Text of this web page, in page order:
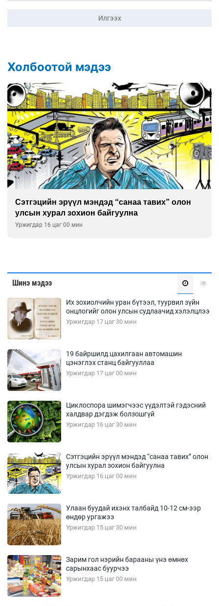
Илгээх
Холбоотой мэдээ
Сэтгэцийн эрүүл мэндэд “санаа тавих” олон
улсын хурал зохион байгуулна
Уржигдар 16 цаг 00 мин
Шинэ мэдээ
Их зохиолчийн уран бүтээл, туурвил зүйн
онцлогийг олон улсын судлаачид хэлэлцлээ
Уржигдар 17 цаг 30 мин
19 байршилд цахилгаан автомашин
цэнэглэх станц байгууллаа
Уржигдар 17 цаг 00 мин
Циклоспора шимэгчээс үүдэлтэй гэдэсний
халдвар дэгдэж болзошгүй
Уржигдар 16 цаг 30 мин
Сэтгэцийн эрүүл мэндэд “санаа тавих” олон
улсын хурал зохион байгуулна
Уржигдар 16 цаг 00 мин
Улаан буудай ихэнх талбайд 10-12 см-ээр
өндөр ургажээ
Уржигдар 15 цаг 30 мин
Зарим гол нэрийн барааны үнэ өмнөх
сарынхаас буурчээ
Уржигдар 15 цаг 00 мин